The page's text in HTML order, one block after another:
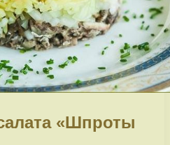
«Шпроты